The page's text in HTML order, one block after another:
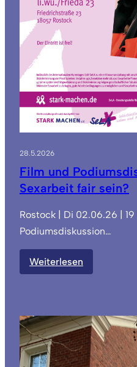
28.5.2026
Film und
Sexarbeit fair sein?
Rostock | Di 02.06.26 |
Podiumsdiskussion…
Weiterlesen
Film
Kann
Sexarbeit
fair